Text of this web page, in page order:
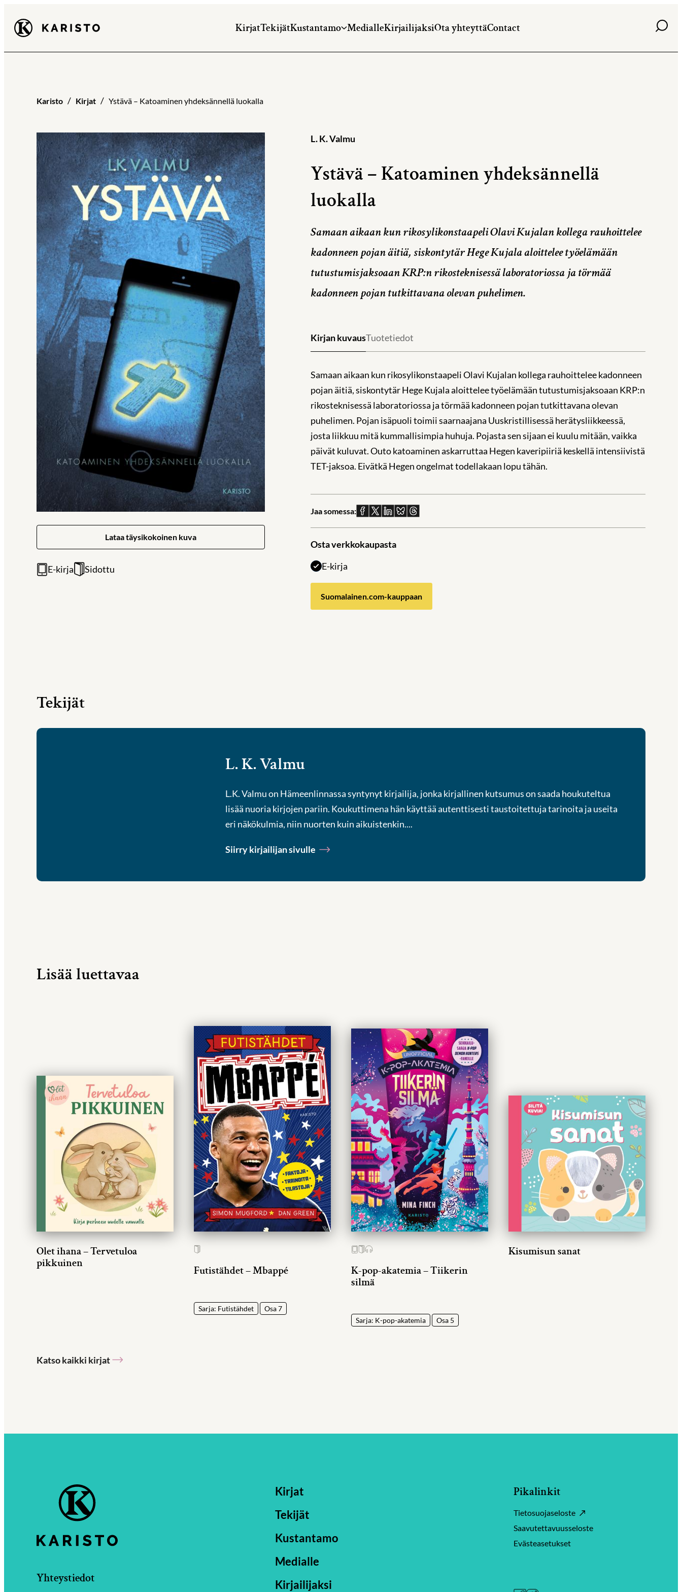
suoraan
Karisto KirjatTekijätKustantamo MedialleKirjailijaksiOta yhteyttäContact Haku
Karisto Kirjat Ystävä – Katoaminen yhdeksännellä luokalla
Lataa täysikokoinen kuva
E-kirja Sidottu
L. K. Valmu
Ystävä – Katoaminen yhdeksännellä
luokalla
Samaan aikaan kun rikosylikonstaapeli Olavi Kujalan kollega rauhoittelee
kadonneen pojan äitiä, siskontytär Hege Kujala aloittelee työelämään
tutustumisjaksoaan KRP:n rikosteknisessä laboratoriossa ja törmää
kadonneen pojan tutkittavana olevan puhelimen.
Kirjan kuvausTuotetiedot
Samaan aikaan kun rikosylikonstaapeli Olavi Kujalan kollega rauhoittelee kadonneen
pojan äitiä, siskontytär Hege Kujala aloittelee työelämään tutustumisjaksoaan KRP:n
rikosteknisessä laboratoriossa ja törmää kadonneen pojan tutkittavana olevan
puhelimen. Pojan isäpuoli toimii saarnaajana Uuskristillisessä herätysliikkeessä,
josta liikkuu mitä kummallisimpia huhuja. Pojasta sen sijaan ei kuulu mitään, vaikka
päivät kuluvat. Outo katoaminen askarruttaa Hegen kaveripiiriä keskellä intensiivistä
TET-jaksoa. Eivätkä Hegen ongelmat todellakaan lopu tähän.
Jaa somessa:Jaa
Facebookissa
Jaa
X:ssä
Jaa
Linkedinissä
Jaa
Blueskyssä
Jaa
sähköpostilla
Osta verkkokaupasta
E-kirja
Suomalainen.com-kauppaan
Tekijät
L. K. Valmu
L.K. Valmu on Hämeenlinnassa syntynyt kirjailija, jonka kirjallinen kutsumus on saada houkuteltua
lisää nuoria kirjojen pariin. Koukuttimena hän käyttää autenttisesti taustoitettuja tarinoita ja useita
eri näkökulmia, niin nuorten kuin aikuistenkin....
Siirry kirjailijan sivulle
Lisää luettavaa
Olet ihana – Tervetuloa
pikkuinen
Futistähdet – Mbappé
Sarja: Futistähdet Osa 7
K-pop-akatemia – Tiikerin
silmä
Sarja: K-pop-akatemia Osa 5
Kisumisun sanat
Katso kaikki kirjat
Yhteystiedot
Kirjat
Tekijät
Kustantamo
Medialle
Kirjailijaksi
Pikalinkit
Tietosuojaseloste
Saavutettavuusseloste
Evästeasetukset